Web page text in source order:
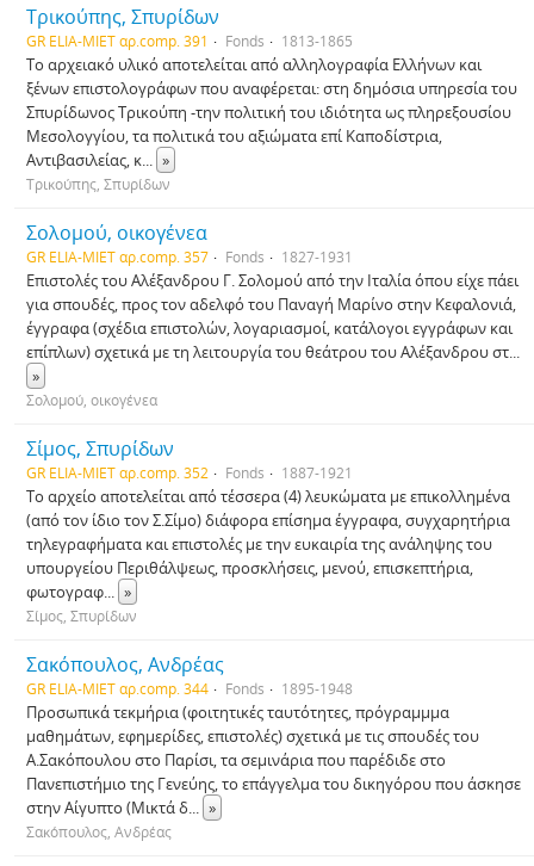
Τρικούπης, Σπυρίδων
GR ELIA-MIET αρ.comp. 391 Fonds 1813-1865
Το αρχειακό υλικό αποτελείται από αλληλογραφία Ελλήνων και
ξένων επιστολογράφων που αναφέρεται: στη δημόσια υπηρεσία του
Σπυρίδωνος Τρικούπη -την πολιτική του ιδιότητα ως πληρεξουσίου
Μεσολογγίου, τα πολιτικά του αξιώματα επί Καποδίστρια,
Αντιβασιλείας, κ... »
Τρικούπης, Σπυρίδων
Σολομού, οικογένεα
GR ELIA-MIET αρ.comp. 357 Fonds 1827-1931
Επιστολές του Αλέξανδρου Γ. Σολομού από την Ιταλία όπου είχε πάει
για σπουδές, προς τον αδελφό του Παναγή Μαρίνο στην Κεφαλονιά,
έγγραφα (σχέδια επιστολών, λογαριασμοί, κατάλογοι εγγράφων και
επίπλων) σχετικά με τη λειτουργία του θεάτρου του Αλέξανδρου στ...
»
Σολομού, οικογένεα
Σίμος, Σπυρίδων
GR ELIA-MIET αρ.comp. 352 Fonds 1887-1921
Το αρχείο αποτελείται από τέσσερα (4) λευκώματα με επικολλημένα
(από τον ίδιο τον Σ.Σίμο) διάφορα επίσημα έγγραφα, συγχαρητήρια
τηλεγραφήματα και επιστολές με την ευκαιρία της ανάληψης του
υπουργείου Περιθάλψεως, προσκλήσεις, μενού, επισκεπτήρια,
φωτογραφ... »
Σίμος, Σπυρίδων
Σακόπουλος, Ανδρέας
GR ELIA-MIET αρ.comp. 344 Fonds 1895-1948
Προσωπικά τεκμήρια (φοιτητικές ταυτότητες, πρόγραμμμα
μαθημάτων, εφημερίδες, επιστολές) σχετικά με τις σπουδές του
Α.Σακόπουλου στο Παρίσι, τα σεμινάρια που παρέδιδε στο
Πανεπιστήμιο της Γενεύης, το επάγγελμα του δικηγόρου που άσκησε
στην Αίγυπτο (Μικτά δ... »
Σακόπουλος, Ανδρέας